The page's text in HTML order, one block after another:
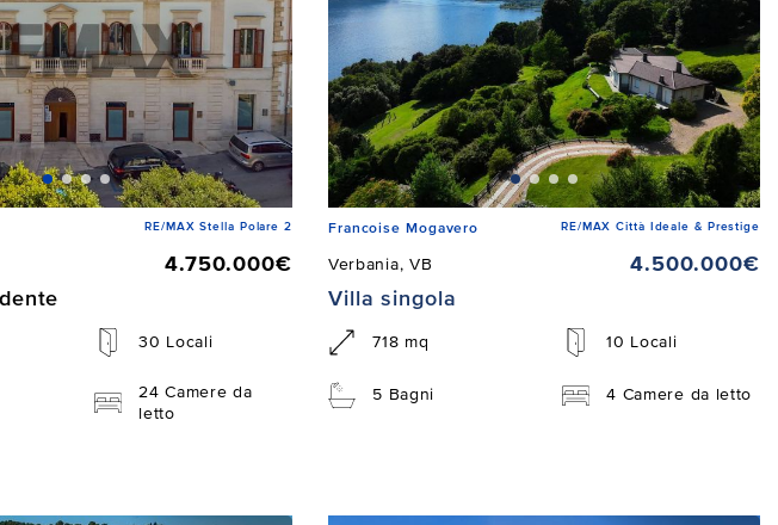
RE/MAX Stella Polare 2
4.750.000€
30 Locali
24 Camere da
letto
Francoise Mogavero RE/MAX Città Ideale & Prestige
Verbania, VB
4.500.000€
Villa singola
718 mq 10 Locali
5 Bagni 4 Camere da letto